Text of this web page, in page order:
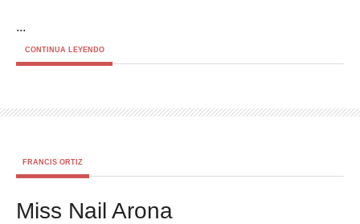
...
CONTINUA LEYENDO
FRANCIS ORTIZ
Miss Nail Arona